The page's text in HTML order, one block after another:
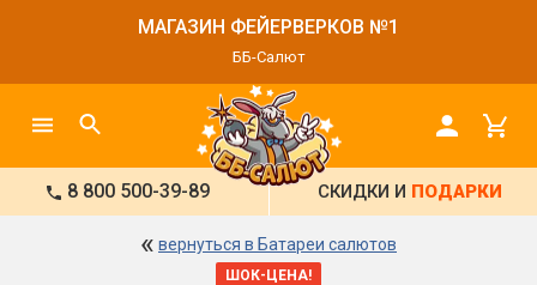
МАГАЗИН ФЕЙЕРВЕРКОВ №1
ББ-Салют
8 800 500-39-89 СКИДКИ И ПОДАРКИ
« вернуться в Батареи салютов
ШОК-ЦЕНА!